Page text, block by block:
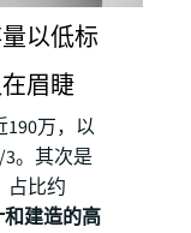
以低标
眉睫
万，以
。其次是
占比约
建造的高